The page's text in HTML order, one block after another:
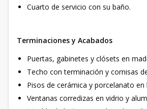
Cuarto de servicio con su baño.
Terminaciones y Acabados
Puertas, gabinetes y clósets en
Techo con terminación y cornisas
Pisos de cerámica y porcelanato en
Ventanas corredizas en vidrio y